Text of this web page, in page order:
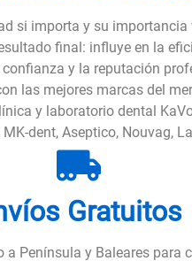
si importa y su importancia
final: influye en la
confianza y la reputación
las mejores marcas del
y laboratorio dental
MK-dent, Aseptico, Nouvag,
Gratuitos
a Península y Baleares para